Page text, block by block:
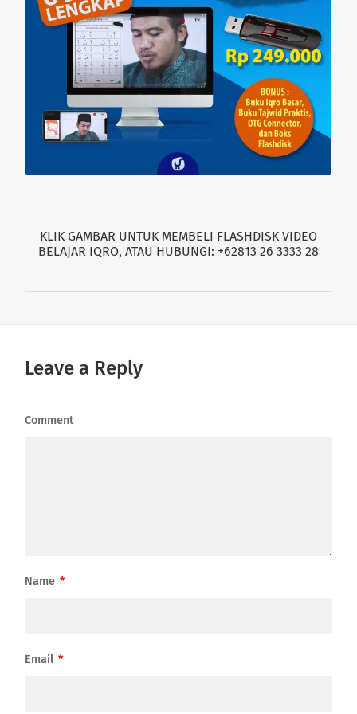
KLIK GAMBAR UNTUK MEMBELI FLASHDISK VIDEO
BELAJAR IQRO, ATAU HUBUNGI: +62813 26 3333 28
Leave a Reply
Comment
Name *
Email *